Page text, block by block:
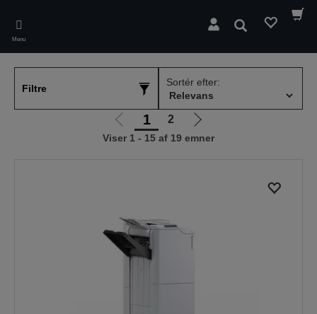
main
content
Menu
Søg
Filtre
Sortér efter:
Gå
til
1 2
Gå
til
Viser 1 - 15 af 19 emner